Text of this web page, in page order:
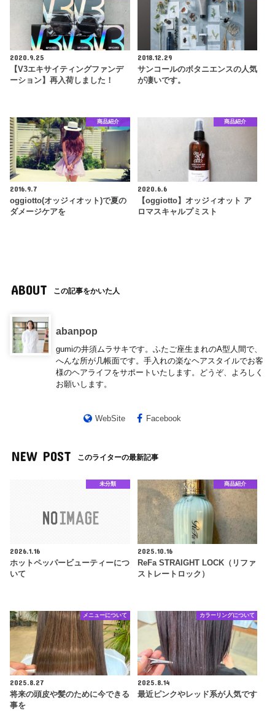
2020.9.25
【V3エキサイティングファンデ
ーション】再入荷しました！
2018.12.29
サンコールのボタニエンスの人気
が凄いです。
商品紹介
2016.9.7
oggiotto(オッジィオット)で夏の
ダメージケアを
商品紹介
2020.6.6
【oggiotto】オッジィオット ア
ロマスキャルプミスト
ABOUT この記事をかいた人
abanpop
gumiの井須ムラサキです。ふたご座生まれのA型人間で、
へんな所が几帳面です。手入れの楽なヘアスタイルでお客
様のヘアライフをサポートいたします。どうぞ、よろしく
お願いします。
WebSite Facebook
NEW POST このライターの最新記事
未分類
2026.1.16
ホットペッパービューティーにつ
いて
商品紹介
2025.10.16
ReFa STRAIGHT LOCK（リファ
ストレートロック）
メニューについて
2025.8.27
将来の頭皮や髪のために今できる
事を
カラーリングについて
2025.8.14
最近ピンクやレッド系が人気です